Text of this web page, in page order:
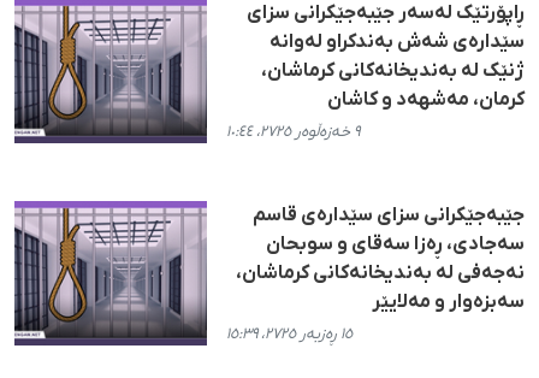
ڕاپۆرتێک لەسەر جێبەجێکرانی سزای
سێدارەی شەش بەندکراو لەوانە
ژنێک لە بەندیخانەکانی کرماشان،
کرمان، مەشهەد و کاشان
٩ خەزەڵوەر ٢٧٢٥، ١٠:٤٤
جێبەجێکرانی سزای سێدارەی قاسم
سەجادی، ڕەزا سەقای و سوبحان
نەجەفی لە بەندیخانەکانی کرماشان،
سەبزەوار و مەلایێر
١٥ ڕەزبەر ٢٧٢٥، ١٥:٣٩